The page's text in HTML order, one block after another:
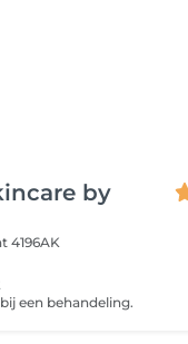
by
4196AK
een behandeling.